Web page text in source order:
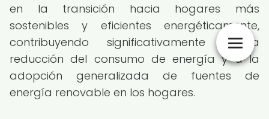
en la transición hacia hogares más
sostenibles y eficientes energéticamente,
contribuyendo significativamente a la
reducción del consumo de energía y a la
adopción generalizada de fuentes de
energía renovable en los hogares.